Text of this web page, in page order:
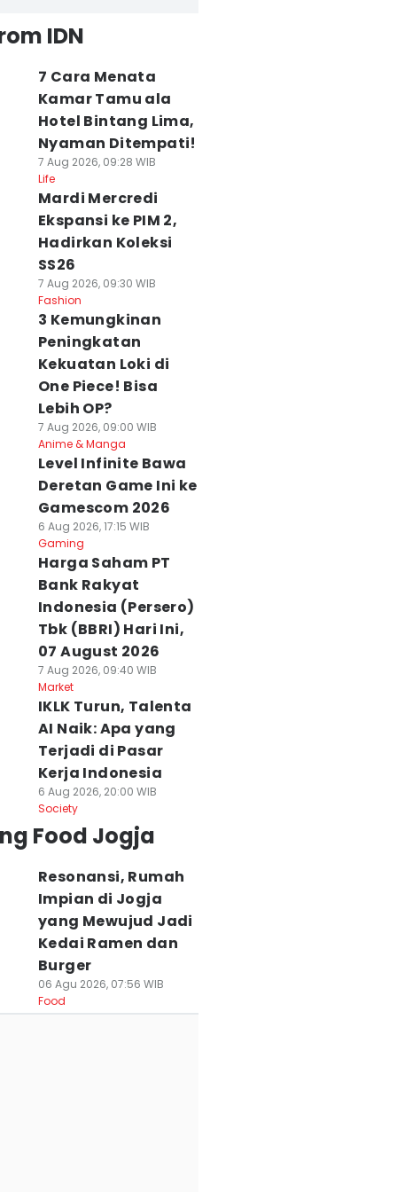
IDN
7 Cara Menata
Kamar Tamu ala
Hotel Bintang Lima,
Nyaman Ditempati!
7 Aug 2026, 09:28 WIB
Life
Mardi Mercredi
Ekspansi ke PIM 2,
Hadirkan Koleksi
SS26
7 Aug 2026, 09:30 WIB
Fashion
3 Kemungkinan
Peningkatan
Kekuatan Loki di
One Piece! Bisa
Lebih OP?
7 Aug 2026, 09:00 WIB
Anime & Manga
Level Infinite Bawa
Deretan Game Ini ke
Gamescom 2026
6 Aug 2026, 17:15 WIB
Gaming
Harga Saham PT
Bank Rakyat
Indonesia (Persero)
Tbk (BBRI) Hari Ini,
07 August 2026
7 Aug 2026, 09:40 WIB
Market
IKLK Turun, Talenta
AI Naik: Apa yang
Terjadi di Pasar
Kerja Indonesia
6 Aug 2026, 20:00 WIB
Society
Food Jogja
Resonansi, Rumah
Impian di Jogja
yang Mewujud Jadi
Kedai Ramen dan
Burger
06 Agu 2026, 07:56 WIB
Food